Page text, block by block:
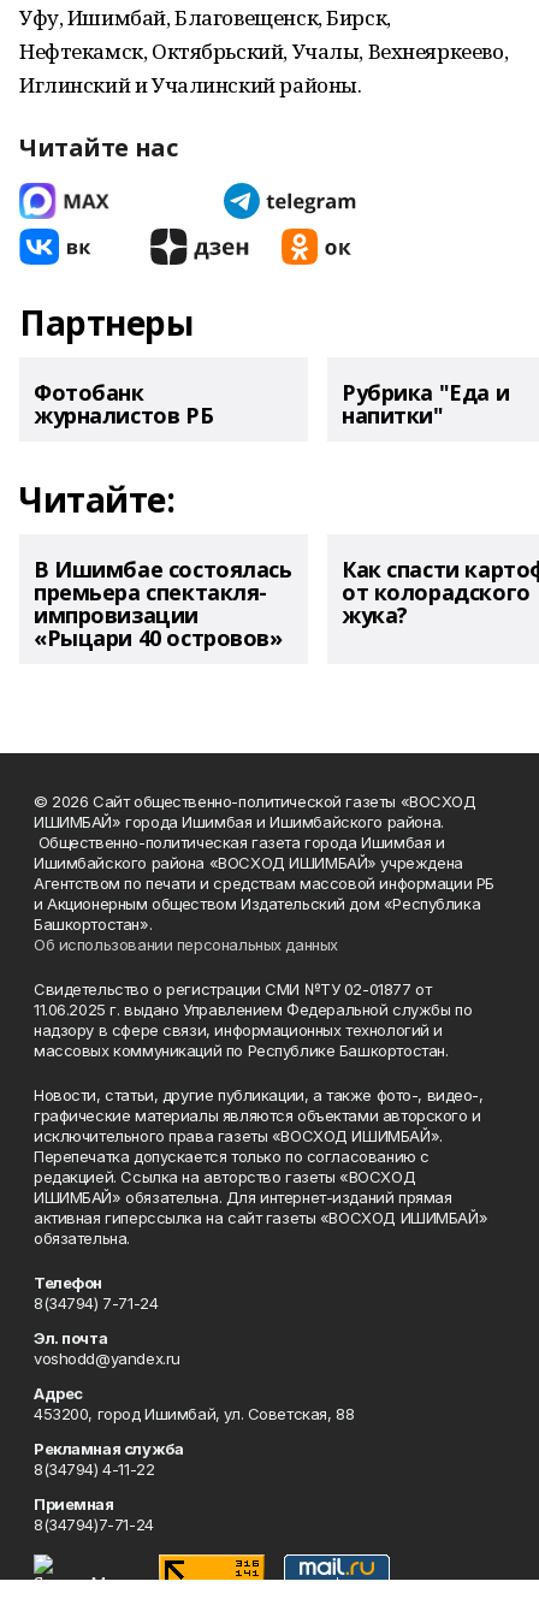
Уфу, Ишимбай, Благовещенск, Бирск,
Нефтекамск, Октябрьский, Учалы, Вехнеяркеево,
Иглинский и Учалинский районы.
Читайте нас
Партнеры
Фотобанк
журналистов РБ
Рубрика "Еда и
напитки"
Читайте:
В Ишимбае состоялась
премьера спектакля-
импровизации
«Рыцари 40 островов»
Как спасти
от колорадского
жука?
© 2026 Сайт общественно-политической газеты «ВОСХОД
ИШИМБАЙ» города Ишимбая и Ишимбайского района.
Общественно-политическая газета города Ишимбая и
Ишимбайского района «ВОСХОД ИШИМБАЙ» учреждена
Агентством по печати и средствам массовой информации РБ
и Акционерным обществом Издательский дом «Республика
Башкортостан».
Об использовании персональных данных
Свидетельство о регистрации СМИ №ТУ 02-01877 от
11.06.2025 г. выдано Управлением Федеральной службы по
надзору в сфере связи, информационных технологий и
массовых коммуникаций по Республике Башкортостан.
Новости, статьи, другие публикации, а также фото-, видео-,
графические материалы являются объектами авторского и
исключительного права газеты «ВОСХОД ИШИМБАЙ».
Перепечатка допускается только по согласованию с
редакцией. Ссылка на авторство газеты «ВОСХОД
ИШИМБАЙ» обязательна. Для интернет-изданий прямая
активная гиперссылка на сайт газеты «ВОСХОД ИШИМБАЙ»
обязательна.
Телефон
8(34794) 7-71-24
Эл. почта
voshodd@yandex.ru
Адрес
453200, город Ишимбай, ул. Советская, 88
Рекламная служба
8(34794) 4-11-22
Приемная
8(34794)7-71-24